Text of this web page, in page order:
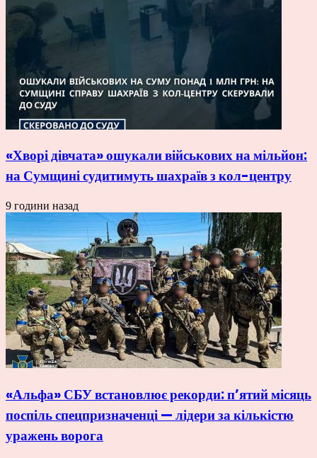
«Хворі дівчата» ошукали військових на мільйон:
на Сумщині судитимуть шахраїв з кол-центру
9 години назад
«Альфа» СБУ встановлює рекорди: п’ятий місяць
поспіль спецпризначенці — лідери за кількістю
уражень ворога